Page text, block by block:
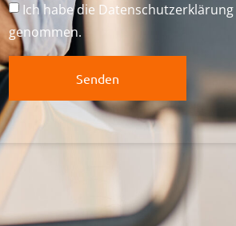
Ich habe die Datenschutzerklärung
genommen.
Senden